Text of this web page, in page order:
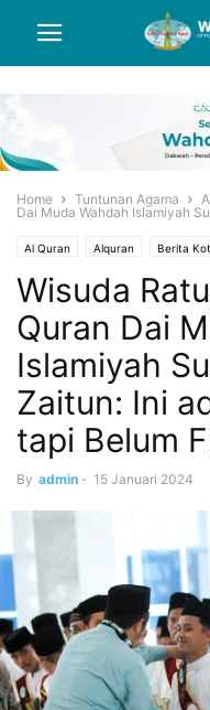
Home Tuntunan Agama
Dai Muda Wahdah Islamiyah
Al Quran Alquran Berita
Wisuda
Quran Dai
Islamiyah
Zaitun: Ini
tapi Belum
By admin - 15 Januari 2024